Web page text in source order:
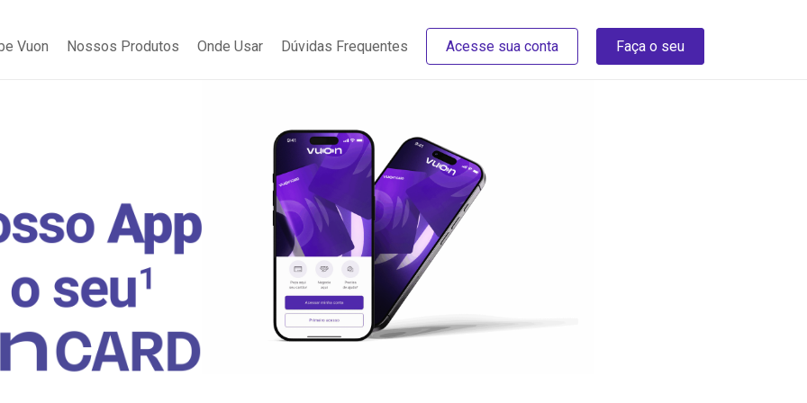
Vuon Nossos Produtos Onde Usar Dúvidas Frequentes Acesse sua conta Faça o seu